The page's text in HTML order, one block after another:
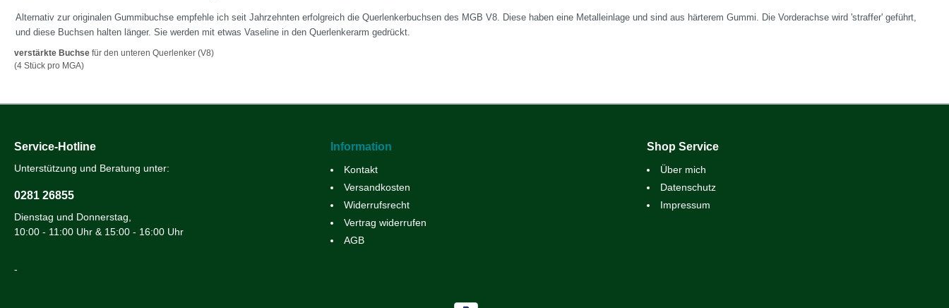
Alternativ zur originalen Gummibuchse empfehle ich seit Jahrzehnten erfolgreich die Querlenkerbuchsen des MGB V8. Diese haben eine Metalleinlage und sind aus härterem Gummi. Die Vorderachse wird 'straffer' geführt,
und diese Buchsen halten länger. Sie werden mit etwas Vaseline in den Querlenkerarm gedrückt.
verstärkte Buchse für den unteren Querlenker (V8)
(4 Stück pro MGA)
Service-Hotline
Unterstützung und Beratung unter:
0281 26855
Dienstag und Donnerstag,
10:00 - 11:00 Uhr & 15:00 - 16:00 Uhr
-
Information
Kontakt
Versandkosten
Widerrufsrecht
Vertrag widerrufen
AGB
Shop Service
Über mich
Datenschutz
Impressum